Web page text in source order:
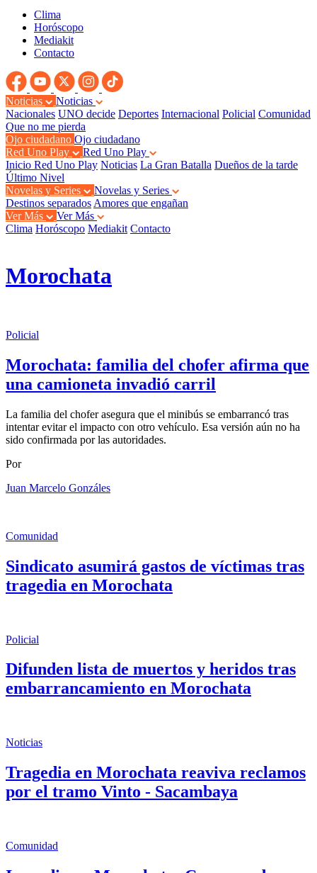
Clima
Horóscopo
Mediakit
Contacto
Noticias
Noticias
Nacionales UNO decide Deportes Internacional Policial Comunidad
Que no me pierda
Ojo ciudadano Ojo ciudadano
Red Uno Play
Red Uno Play
Inicio Red Uno Play Noticias La Gran Batalla Dueños de la tarde
Último Nivel
Novelas y Series
Novelas y Series
Destinos separados Amores que engañan
Ver Más
Ver Más
Clima Horóscopo Mediakit Contacto
Morochata
Policial
Morochata: familia del chofer afirma que
una camioneta invadió carril
La familia del chofer asegura que el minibús se embarrancó tras
intentar evitar el impacto con otro vehículo. Esa versión aún no ha
sido confirmada por las autoridades.
Por
Juan Marcelo Gonzáles
Comunidad
Sindicato asumirá gastos de víctimas tras
tragedia en Morochata
Policial
Difunden lista de muertos y heridos tras
embarrancamiento en Morochata
Noticias
Tragedia en Morochata reaviva reclamos
por el tramo Vinto - Sacambaya
Comunidad